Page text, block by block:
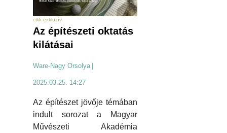
cikk exkluzív
Az építészeti oktatás
kilátásai
Ware-Nagy Orsolya
2025.03.25. 14:27
Az építészet jövője témában
indult sorozat a Magyar
Művészeti Akadémia